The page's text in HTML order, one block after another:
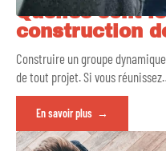
Quelles sont
construction
Construire un groupe
de tout projet. Si vous réunissez
En savoir plus